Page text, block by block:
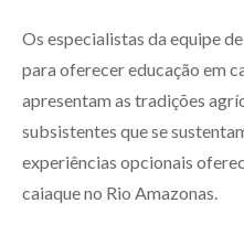
Os especialistas da equipe
para oferecer educação em
apresentam as tradições
subsistentes que se
experiências opcionais
caiaque no Rio Amazonas.